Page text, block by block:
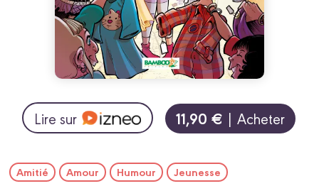
Lire sur 11,90 € | Acheter
Amitié Amour Humour Jeunesse